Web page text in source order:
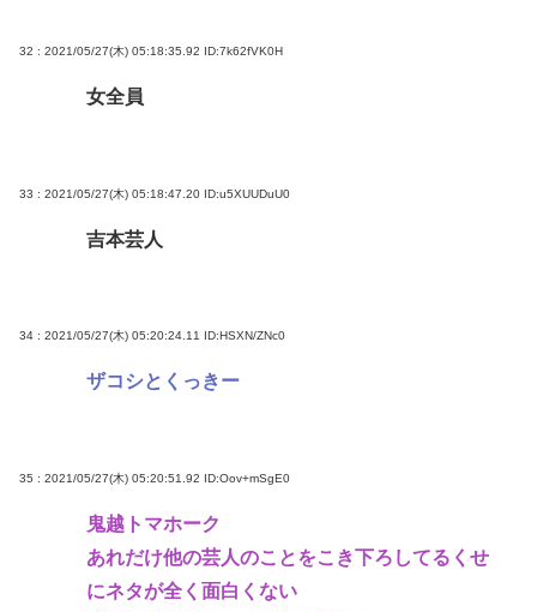
32 : 2021/05/27(木) 05:18:35.92 ID:7k62fVK0H
女全員
33 : 2021/05/27(木) 05:18:47.20 ID:u5XUUDuU0
吉本芸人
34 : 2021/05/27(木) 05:20:24.11 ID:HSXN/ZNc0
ザコシとくっきー
35 : 2021/05/27(木) 05:20:51.92 ID:Oov+mSgE0
鬼越トマホーク
あれだけ他の芸人のことをこき下ろしてるくせ
にネタが全く面白くない